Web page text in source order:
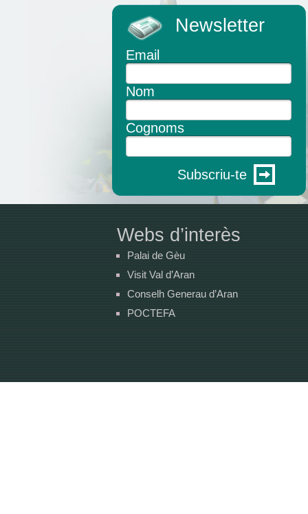
Newsletter
Email
Nom
Cognoms
Subscriu-te
Webs d’interès
Palai de Gèu
Visit Val d’Aran
Conselh Generau d’Aran
POCTEFA